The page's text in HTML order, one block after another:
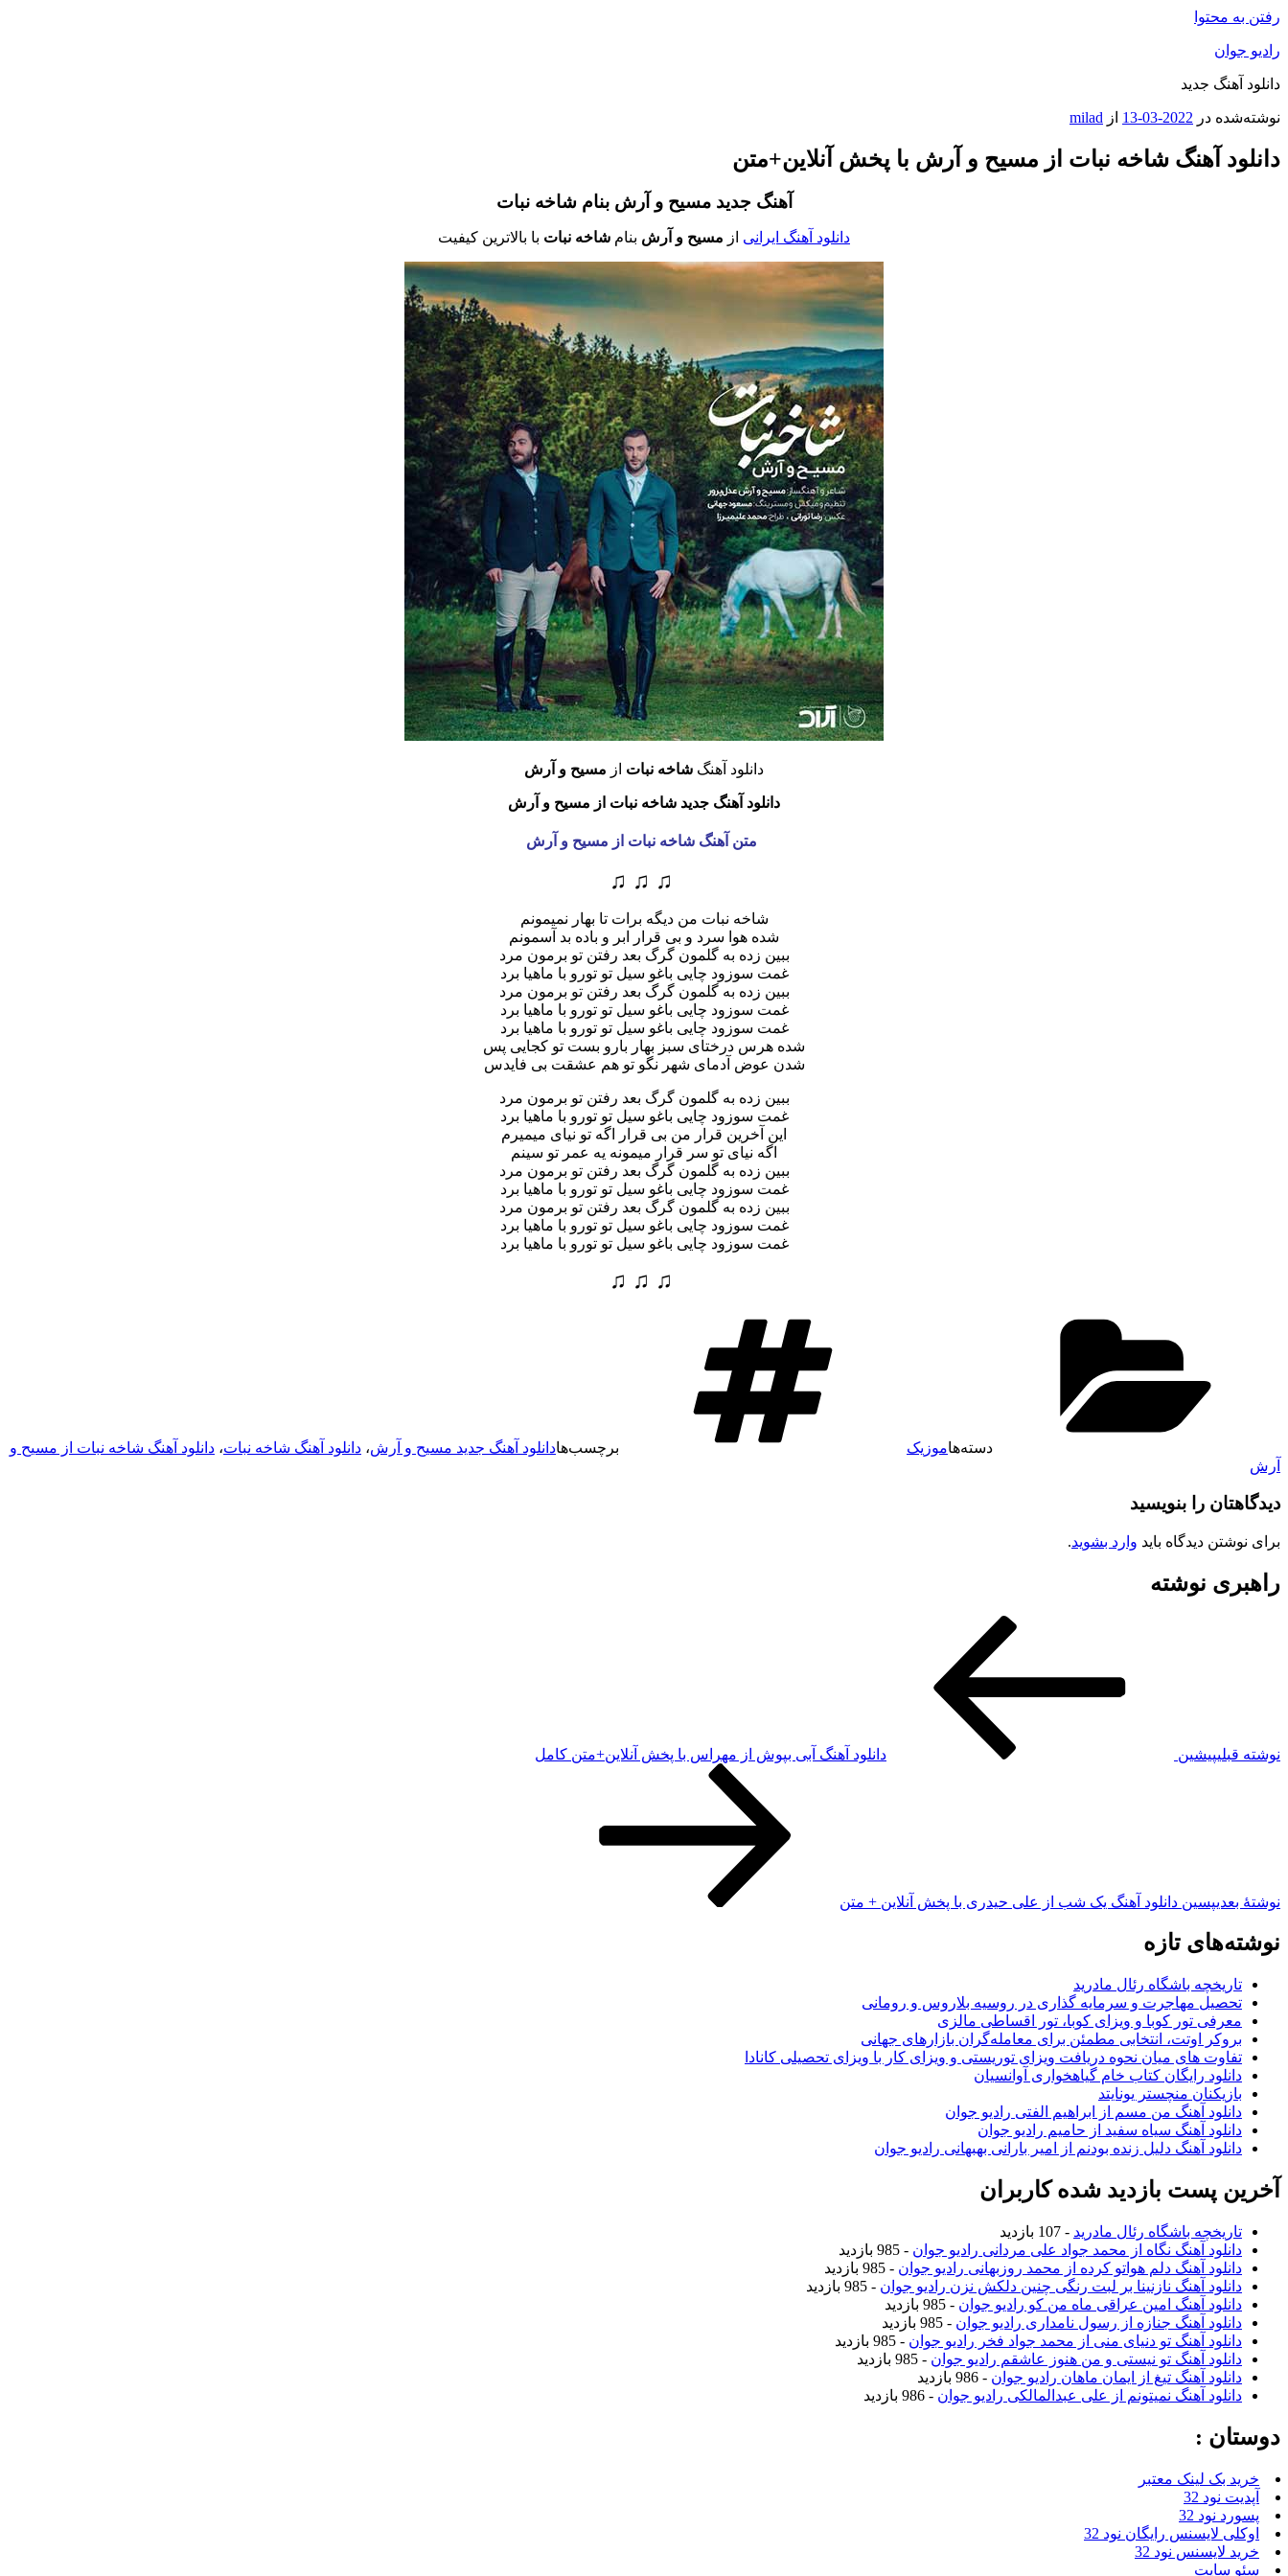
رفتن به محتوا
رادیو جوان
دانلود آهنگ جدید
نوشته‌شده در 2022-03-13 از milad
دانلود آهنگ شاخه نبات از مسیح و آرش با پخش آنلاین+متن
آهنگ جدید مسیح و آرش بنام شاخه نبات
دانلود آهنگ ایرانی از مسیح و آرش بنام شاخه نبات با بالاترین کیفیت
دانلود آهنگ شاخه نبات از مسیح و آرش
دانلود آهنگ جدید شاخه نبات از مسیح و آرش
متن آهنگ شاخه نبات از مسیح و آرش
♫ ♫ ♫
شاخه نبات من دیگه برات تا بهار نمیمونم
شده هوا سرد و بی قرار ابر و باده بد آسمونم
ببین زده به گلمون گرگ بعد رفتن تو برمون مرد
غمت سوزود چایی باغو سیل تو تورو با ماهیا برد
ببین زده به گلمون گرگ بعد رفتن تو برمون مرد
غمت سوزود چایی باغو سیل تو تورو با ماهیا برد
غمت سوزود چایی باغو سیل تو تورو با ماهیا برد
شده هرس درختای سبز بهار بارو بست تو کجایی پس
شدن عوض آدمای شهر نگو تو هم عشقت بی فایدس
ببین زده به گلمون گرگ بعد رفتن تو برمون مرد
غمت سوزود چایی باغو سیل تو تورو با ماهیا برد
این آخرین قرار من بی قرار اگه تو نیای میمیرم
اگه نیای تو سر قرار میمونه یه عمر تو سینم
ببین زده به گلمون گرگ بعد رفتن تو برمون مرد
غمت سوزود چایی باغو سیل تو تورو با ماهیا برد
ببین زده به گلمون گرگ بعد رفتن تو برمون مرد
غمت سوزود چایی باغو سیل تو تورو با ماهیا برد
غمت سوزود چایی باغو سیل تو تورو با ماهیا برد
♫ ♫ ♫
دسته‌هاموزیک برچسب‌هادانلود آهنگ جدید مسیح و آرش، دانلود آهنگ شاخه نبات، دانلود آهنگ شاخه نبات از مسیح و
آرش
دیدگاهتان را بنویسید
برای نوشتن دیدگاه باید وارد بشوید.
راهبری نوشته
نوشته قبلیپیشین دانلود آهنگ آبی بپوش از مهراس با پخش آنلاین+متن کامل
نوشته‌ٔ بعدیپسین دانلود آهنگ یک شب از علی حیدری با پخش آنلاین + متن
نوشته‌های تازه
تاریخچه باشگاه رئال مادرید
تحصیل مهاجرت و سرمایه گذاری در روسیه بلاروس و رومانی
معرفی تور کوبا و ویزای کوبا، تور اقساطی مالزی
بروکر اوتت، انتخابی مطمئن برای معامله‌گران بازارهای جهانی
تفاوت های میان نحوه دریافت ویزای توریستی و ویزای کار با ویزای تحصیلی کانادا
دانلود رایگان کتاب خام گیاهخواری آوانسیان
بازیکنان منچستر یونایتد
دانلود آهنگ من مسم از ابراهیم الفتی رادیو جوان
دانلود آهنگ سیاه سفید از حامیم رادیو جوان
دانلود آهنگ دلیل زنده بودنم از امیر بارانی بهبهانی رادیو جوان
آخرین پست بازدید شده کاربران
تاریخچه باشگاه رئال مادرید - 107 بازدید
دانلود آهنگ نگاه از محمد جواد علی مردانی رادیو جوان - 985 بازدید
دانلود آهنگ دلم هواتو کرده از محمد روزبهانی رادیو جوان - 985 بازدید
دانلود آهنگ نازنینا بر لبت رنگی چنین دلکش نزن رادیو جوان - 985 بازدید
دانلود آهنگ امین عراقی ماه من کو رادیو جوان - 985 بازدید
دانلود آهنگ جنازه از رسول نامداری رادیو جوان - 985 بازدید
دانلود آهنگ تو دنیای منی از محمد جواد فخر رادیو جوان - 985 بازدید
دانلود آهنگ تو نیستی و من هنوز عاشقم رادیو جوان - 985 بازدید
دانلود آهنگ تیغ از ایمان ماهان رادیو جوان - 986 بازدید
دانلود آهنگ نمیتونم از علی عبدالمالکی رادیو جوان - 986 بازدید
دوستان :
خرید بک لینک معتبر
آپدیت نود 32
پسورد نود 32
اوکلی لایسنس رایگان نود 32
خرید لایسنس نود 32
سئو سایت